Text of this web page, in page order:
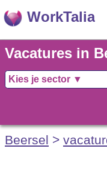
WorkTalia
Vacatures in
binnen 10 km
Beersel >